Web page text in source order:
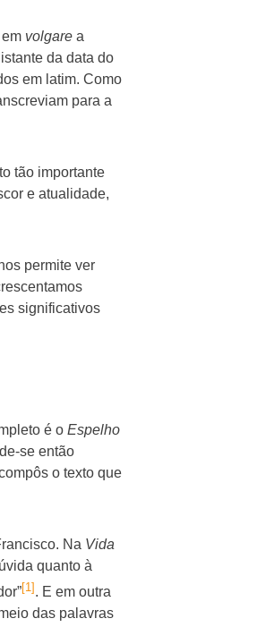
volgare a
da data do
em latim. Como
para a
tão importante
e atualidade,
permite ver
significativos
é o Espelho
se então
o texto que
Na Vida
quanto à
[1] . E em outra
das palavras